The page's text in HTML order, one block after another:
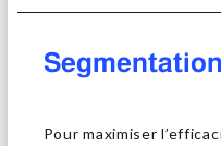
Pour maximiser